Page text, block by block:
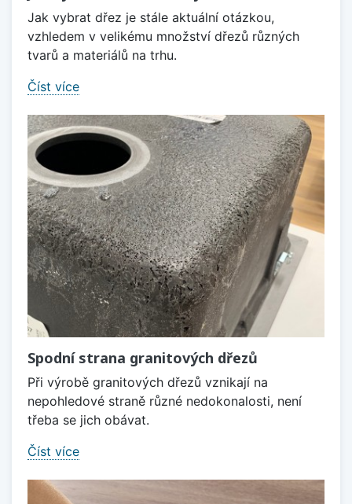
Jak vybrat dřez je stále aktuální otázkou,
vzhledem v velikému množství dřezů různých
tvarů a materiálů na trhu.
Číst více
Spodní strana granitových dřezů
Při výrobě granitových dřezů vznikají na
nepohledové straně různé nedokonalosti, není
třeba se jich obávat.
Číst více